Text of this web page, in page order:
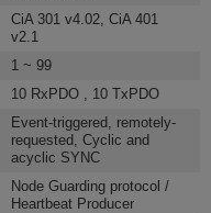
CiA 301 v4.02, CiA 401
v2.1
1 ~ 99
10 RxPDO , 10 TxPDO
Event-triggered, remotely-
requested, Cyclic and
acyclic SYNC
Node Guarding protocol /
Heartbeat Producer